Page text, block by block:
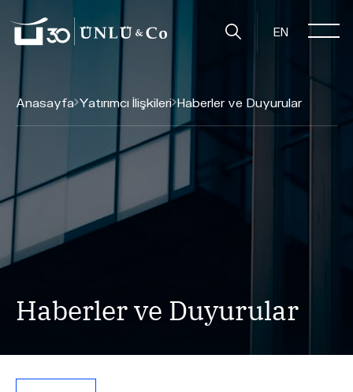
EN
Anasayfa Yatırımcı İlişkileri Haberler ve Duyurular
Haberler ve Duyurular